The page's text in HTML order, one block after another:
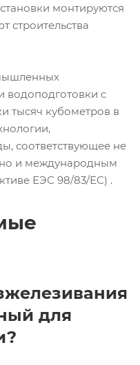
монтируются
строительства
водоподготовки с
тысяч кубометров в
соответствующее не
и международным
ЕЭС 98/83/ЕС) .
для